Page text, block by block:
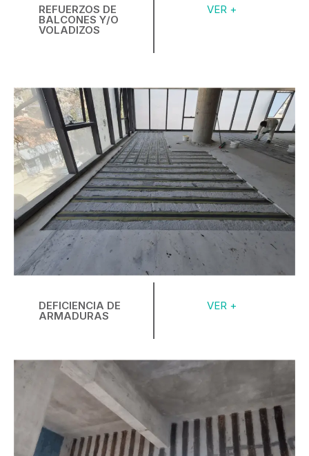
REFUERZOS DE
BALCONES Y/O
VOLADIZOS
VER +
DEFICIENCIA DE
ARMADURAS
VER +